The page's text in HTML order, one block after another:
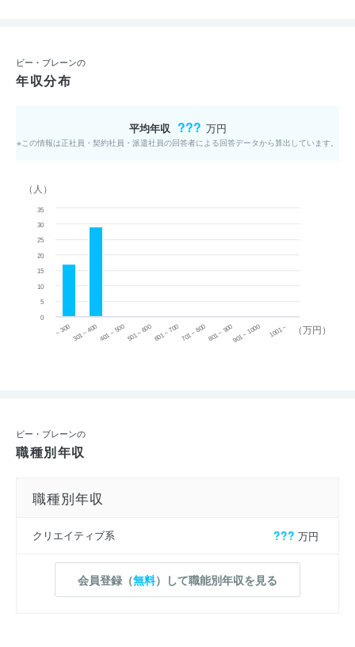
ビー・ブレーンの
年収分布
平均年収 ??? 万円
※この情報は正社員・契約社員・派遣社員の回答者による回答データから算出しています。
（万円）
（人）
~ 300 301 ~ 400 401 ~ 500501 ~ 600601 ~ 700701 ~ 800801 ~ 900901 ~ 1000 1001 ~
0
5
10
15
20
25
30
35
ビー・ブレーンの
職種別年収
職種別年収
クリエイティブ系 ??? 万円
会員登録（無料）して職能別年収を見る